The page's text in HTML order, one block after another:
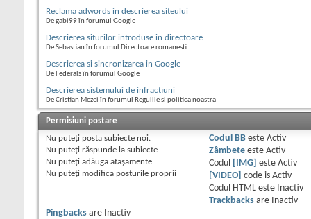
Reclama adwords in descrierea siteului
De gabi99 în forumul Google
Descrierea siturilor introduse in directoare
De Sebastian în forumul Directoare romanesti
Descrierea si sincronizarea in Google
De Federals în forumul Google
Descrierea sistemului de infractiuni
De Cristian Mezei în forumul Regulile si politica noastra
Permisiuni postare
Nu puteţi posta subiecte noi.
Nu puteţi răspunde la subiecte
Nu puteţi adăuga ataşamente
Nu puteţi modifica posturile proprii
Codul BBeste Activ
Zâmbeteeste Activ
Codul
[IMG] este Activ
[VIDEO]
code is Activ
Codul HTML este
Inactiv
Trackbacksare
Inactiv
Pingbacks are
Inactiv